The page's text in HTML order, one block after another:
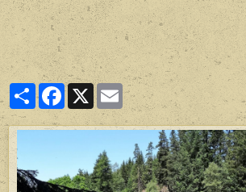
PartagerFacebook
X Email